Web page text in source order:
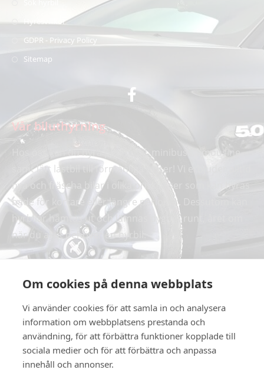
Om cookies på denna webbplats
Vi använder cookies för att samla in och analysera
information om webbplatsens prestanda och
användning, för att förbättra funktioner kopplade till
sociala medier och för att förbättra och anpassa
innehåll och annonser.
Hyresvillkor
GDPR - Privacy Policy
Sitemap
Vår biluthyrning
Hos oss kan du hyra personbil, minibuss, limousine
samt lätt lastbil till förmånliga priser! Vi erbjuder alltid
nya och fräscha bilar i olika prisklasser som kan hyras
både för kortare eller längre perioder. Dessutom kan
hyrbilar hämtas ut och lämnas dygnet runt, året om
när du akut behöver en hyrbil.